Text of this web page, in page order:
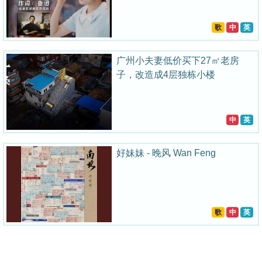
歌 中 英
广州小夫妻低价买下27㎡老房
子，改造成4层独栋小楼
中 英
好妹妹 - 晚风 Wan Feng
歌 中 英